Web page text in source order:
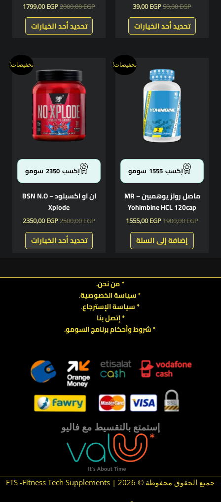
50,00EGP
39,00EGP
تحديد أحد الخيارات
2000,00EGP
1799,00EGP
تحديد أحد الخيارات
تخفيضات!
إكسب 1555 سومو
ماصل رولز يوهمبين – MR
Yohimbine HCL 120cap
1900,00EGP
الأصلي
هو:
1900,00 EGP.
1555,00EGP
السعر
الحالي
هو:
إضافة إلى السلة
تخفيضات!
إكسب 2350 سومو
ان او اكسبلود – BSN N.O
Xplode
2500,00EGP
الأصلي
2500,00 EGP.
2350,00EGP
السعر
الحالي
هو:
تحديد أحد الخيارات
هناك
العديد
على
المنتج
* من نحن.
* سياسة الخصوصية.
*سياسةالإسترجاع.
* إتصل بنا.
* شروط وأحكام برنامج السومو.
إستمتع بالتقسيط مع فاليو
جميع الحقوق محفوظة © 2026 | FTS -Fitness Tech Supplements